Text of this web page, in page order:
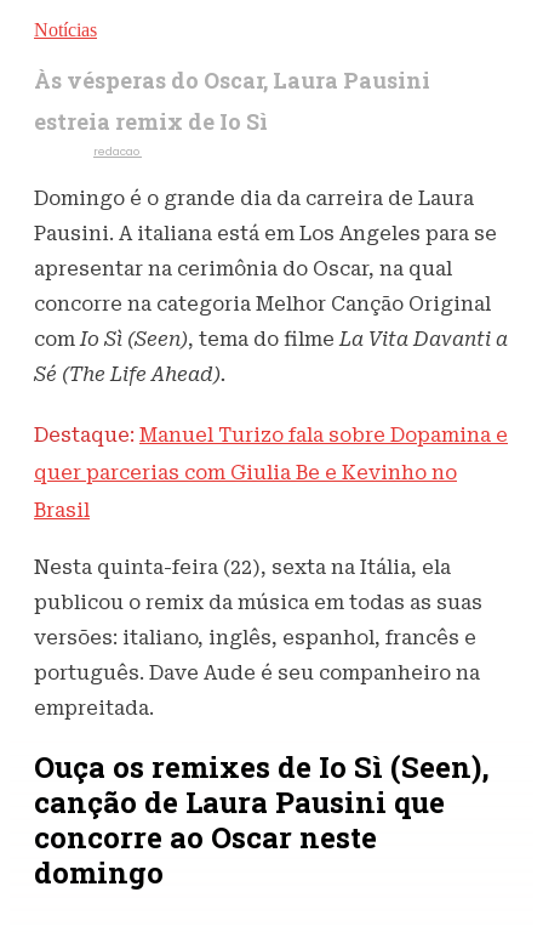
Notícias
Às vésperas do Oscar, Laura Pausini
estreia remix de Io Sì
redacao
Domingo é o grande dia da carreira de Laura
Pausini. A italiana está em Los Angeles para se
apresentar na cerimônia do Oscar, na qual
concorre na categoria Melhor Canção Original
comIo Sì (Seen), tema do filmeLa Vita Davanti a
Sé (The Life Ahead).
Destaque: Manuel Turizo fala sobre Dopamina e
quer parcerias com Giulia Be e Kevinho no
Brasil
Nesta quinta-feira (22), sexta na Itália, ela
publicou o remix da música em todas as suas
versões: italiano, inglês, espanhol, francês e
português. Dave Aude é seu companheiro na
empreitada.
Ouça os remixes de Io Sì (Seen),
canção de Laura Pausini que
concorre ao Oscar neste
domingo